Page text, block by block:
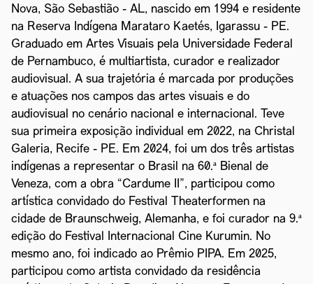
Nova, São Sebastião - AL, nascido em 1994 e residente
na Reserva Indígena Marataro Kaetés, Igarassu - PE.
Graduado em Artes Visuais pela Universidade Federal
de Pernambuco, é multiartista, curador e realizador
audiovisual. A sua trajetória é marcada por produções
e atuações nos campos das artes visuais e do
audiovisual no cenário nacional e internacional. Teve
sua primeira exposição individual em 2022, na Christal
Galeria, Recife - PE. Em 2024, foi um dos três artistas
indígenas a representar o Brasil na 60.ª Bienal de
Veneza, com a obra “Cardume II”, participou como
artística convidado do Festival Theaterformen na
cidade de Braunschweig, Alemanha, e foi curador na 9.ª
edição do Festival Internacional Cine Kurumin. No
mesmo ano, foi indicado ao Prêmio PIPA. Em 2025,
participou como artista convidado da residência